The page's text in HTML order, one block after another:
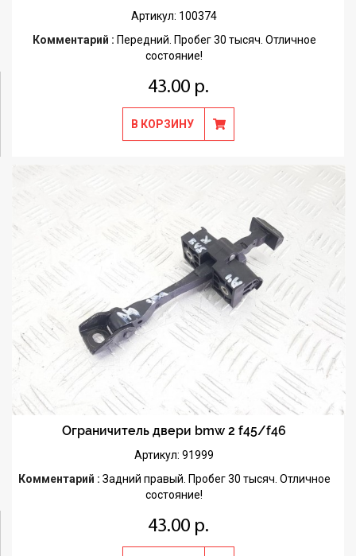
Артикул: 100374
Комментарий : Передний. Пробег 30 тысяч. Отличное
состояние!
43.00 р.
В КОРЗИНУ
Ограничитель двери bmw 2 f45/f46
Артикул: 91999
Комментарий : Задний правый. Пробег 30 тысяч. Отличное
состояние!
43.00 р.